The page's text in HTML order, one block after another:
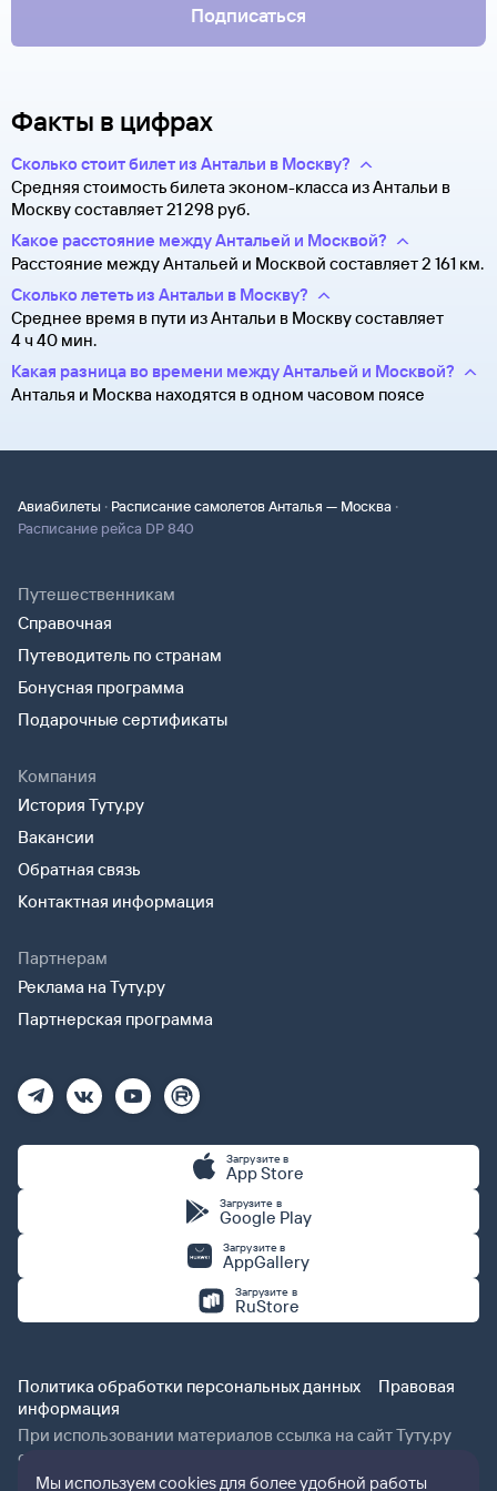
Подписаться
Факты в цифрах
Сколько стоит билет из Антальи в Москву?
Средняя стоимость билета эконом-класса из Антальи в
Москву составляет 21 ⁠298 руб.
Какое расстояние между Антальей и Москвой?
Расстояние между Антальей и Москвой составляет 2 161 км.
Сколько лететь из Антальи в Москву?
Среднее время в пути из Антальи в Москву составляет
4 ч 40 мин.
Какая разница во времени между Антальей и Москвой?
Анталья и Москва находятся в одном часовом поясе
Авиабилеты · Расписание самолетов Анталья — Москва ·
Расписание рейса DP 840
Путешественникам
Справочная
Путеводитель по странам
Бонусная программа
Подарочные сертификаты
Компания
История Туту.ру
Вакансии
Обратная связь
Контактная информация
Партнерам
Реклама на Туту.ру
Партнерская программа
Загрузите в
App Store
Загрузите в
Google Play
Загрузите в
AppGallery
Загрузите в
RuStore
Политика обработки персональных данных
Правовая
информация
При использовании материалов ссылка на сайт Туту.ру
обязательна.
Мы используем cookies для более удобной работы